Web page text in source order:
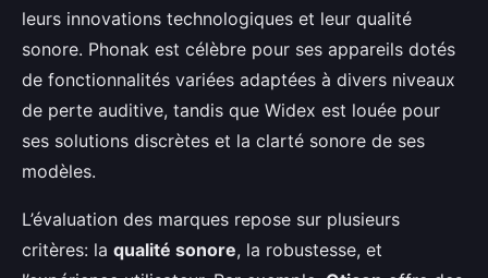
leurs innovations technologiques et leur qualité
sonore. Phonak est célèbre pour ses appareils dotés
de fonctionnalités variées adaptées à divers niveaux
de perte auditive, tandis que Widex est louée pour
ses solutions discrètes et la clarté sonore de ses
modèles.
L’évaluation des marques repose sur plusieurs
critères: la qualité sonore, la robustesse, et